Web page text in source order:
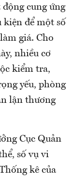
cung ứng
để một số
giá. Cho
nhiều cơ
kiểm tra,
yếu, phòng
lận thương
Cục Quản
số vụ vi
kê của